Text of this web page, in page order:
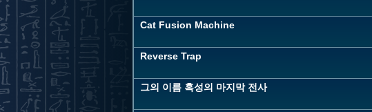
Cat Fusion Machine
Reverse Trap
그의 이름 혹성의 마지막 전사